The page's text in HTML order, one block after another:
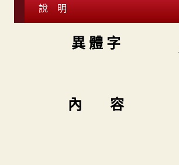
說 明
異 體 字
內 容